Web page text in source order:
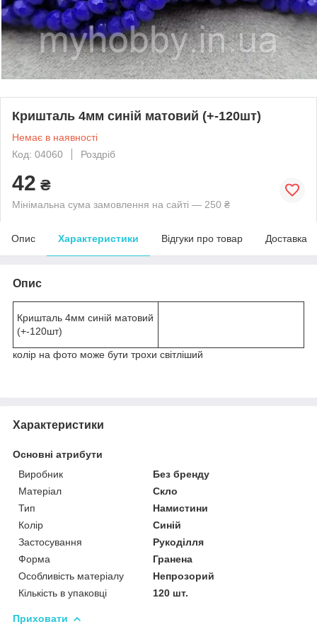
Кришталь 4мм синій матовий (+-120шт)
Немає в наявності
Код: 04060
Роздріб
42 ₴
Мінімальна сума замовлення на сайті — 250 ₴
Опис Характеристики Відгуки про товар Доставка
Опис
Кришталь 4мм синій матовий
(+-120шт)
колір на фото може бути трохи світліший
Характеристики
Основні атрибути
Виробник
Без бренду
Матеріал
Скло
Тип
Намистини
Колір
Синій
Застосування
Рукоділля
Форма
Гранена
Особливість матеріалу
Непрозорий
Кількість в упаковці
120 шт.
Приховати